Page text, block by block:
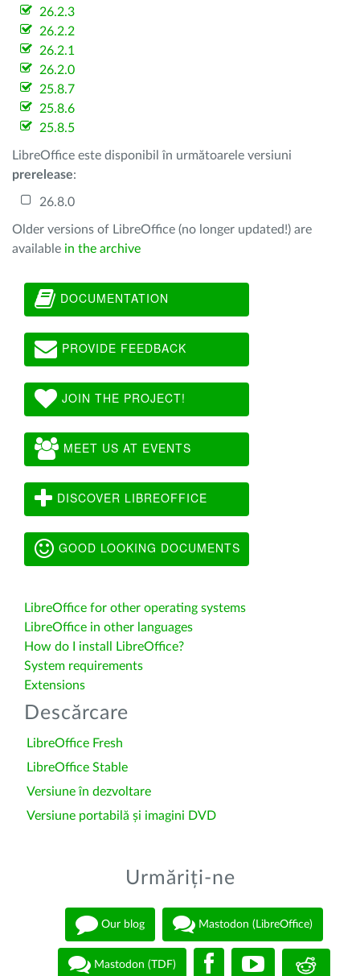
26.2.3
26.2.2
26.2.1
26.2.0
25.8.7
25.8.6
25.8.5
LibreOffice este disponibil în următoarele versiuni
prerelease:
26.8.0
Older versions of LibreOffice (no longer updated!) are
available in the archive
DOCUMENTATION
PROVIDE FEEDBACK
JOIN THE PROJECT!
MEET US AT EVENTS
DISCOVER LIBREOFFICE
GOOD LOOKING DOCUMENTS
LibreOffice for other operating systems
LibreOffice in other languages
How do I install LibreOffice?
System requirements
Extensions
Descărcare
LibreOffice Fresh
LibreOffice Stable
Versiune în dezvoltare
Versiune portabilă și imagini DVD
Urmăriți-ne
Our blog Mastodon (LibreOffice)
Mastodon (TDF)